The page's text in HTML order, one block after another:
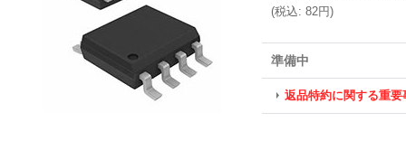
(税込: 82円)
準備中
返品特約に関する重要